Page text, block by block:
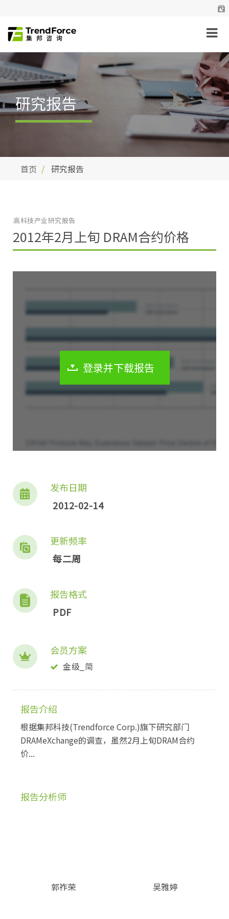
研究报告
首页 研究报告
2012年2月上旬 DRAM合约价格
高科技产业研究报告
登录并下载报告
发布日期
2012-02-14
更新频率
每二周
报告格式
PDF
会员方案
金级_简
报告介绍
根据集邦科技(Trendforce Corp.)旗下研究部门
DRAMeXchange的调查，虽然2月上旬DRAM合约
价...
报告分析师
郭祚荣 吴雅婷